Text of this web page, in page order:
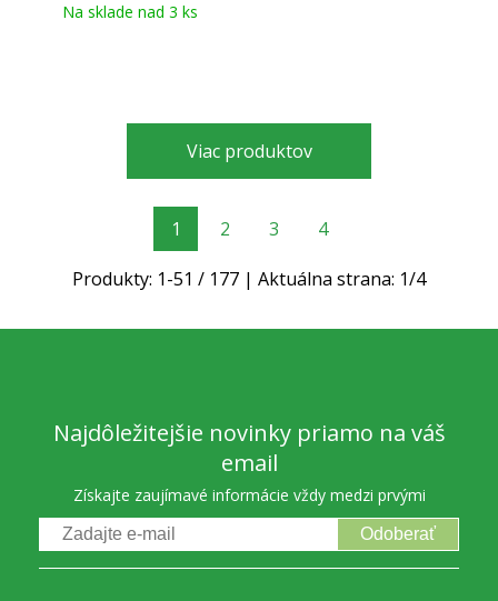
Na sklade nad 3 ks
Viac produktov
1 2 3 4
Produkty: 1-51 / 177 | Aktuálna strana: 1/4
Najdôležitejšie novinky priamo na váš
email
Získajte zaujímavé informácie vždy medzi prvými
Odoberať